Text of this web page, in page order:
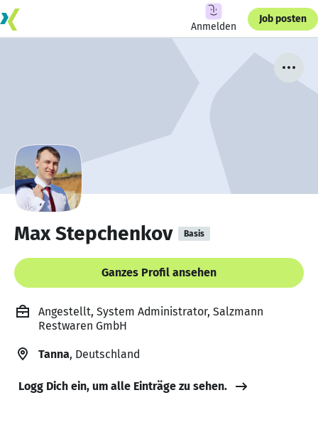
Anmelden
Job posten
Max Stepchenkov Basis
Ganzes Profil ansehen
Angestellt, System Administrator, Salzmann
Restwaren GmbH
Tanna, Deutschland
Logg Dich ein, um alle Einträge zu sehen.